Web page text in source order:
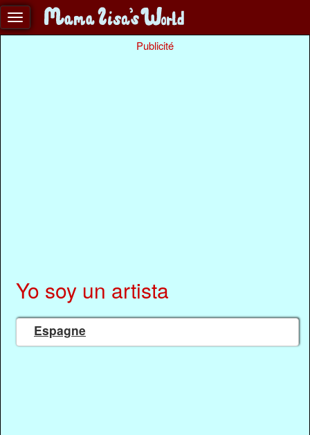
Publicité
Yo soy un artista
Espagne